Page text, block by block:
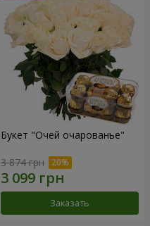
Букет "Очей очарованье"
3 874 грн
Заказать